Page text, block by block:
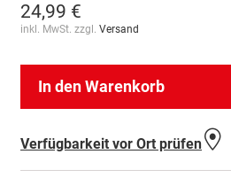
24,99 €
inkl. MwSt. zzgl. Versand
In den Warenkorb
Verfügbarkeit vor Ort prüfen